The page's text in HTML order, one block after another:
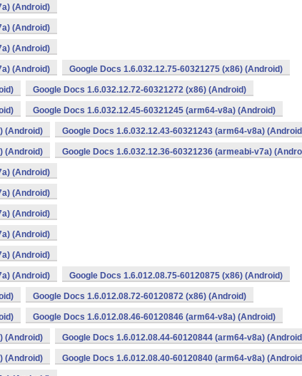
(Android)
(Android)
(Android)
(Android) Google Docs 1.6.032.12.75-60321275 (x86) (Android)
Google Docs 1.6.032.12.72-60321272 (x86) (Android)
Google Docs 1.6.032.12.45-60321245 (arm64-v8a) (Android)
(Android) Google Docs 1.6.032.12.43-60321243 (arm64-v8a)
(Android) Google Docs 1.6.032.12.36-60321236 (armeabi-v7a)
(Android)
(Android)
(Android)
(Android)
(Android)
(Android) Google Docs 1.6.012.08.75-60120875 (x86) (Android)
Google Docs 1.6.012.08.72-60120872 (x86) (Android)
Google Docs 1.6.012.08.46-60120846 (arm64-v8a) (Android)
(Android) Google Docs 1.6.012.08.44-60120844 (arm64-v8a)
(Android) Google Docs 1.6.012.08.40-60120840 (arm64-v8a)